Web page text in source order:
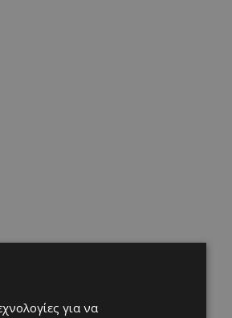
για να